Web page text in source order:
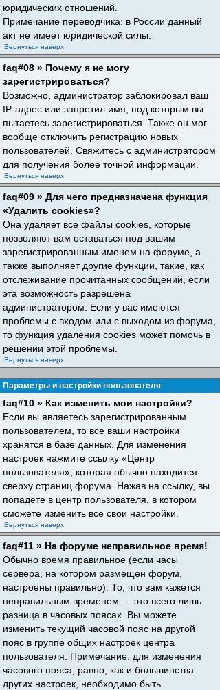
юридических отношений.
Примечание переводчика: в России данный
акт не имеет юридической силы.
Вернуться наверх
faq#08 » Почему я не могу
зарегистрироваться?
Возможно, администратор заблокировал ваш
IP-адрес или запретил имя, под которым вы
пытаетесь зарегистрироваться. Также он мог
вообще отключить регистрацию новых
пользователей. Свяжитесь с администратором
для получения более точной информации.
Вернуться наверх
faq#09 » Для чего предназначена функция
«Удалить cookies»?
Она удаляет все файлы cookies, которые
позволяют вам оставаться под вашим
зарегистрированным именем на форуме, а
также выполняет другие функции, такие, как
отслеживание прочитанных сообщений, если
эта возможность разрешена
администратором. Если у вас имеются
проблемы с входом или с выходом из форума,
то функция удаления cookies может помочь в
решении этой проблемы.
Вернуться наверх
Параметры и настройки пользователя
faq#10 » Как изменить мои настройки?
Если вы являетесь зарегистрированным
пользователем, то все ваши настройки
хранятся в базе данных. Для изменения
настроек нажмите ссылку «Центр
пользователя», которая обычно находится
сверху страниц форума. Нажав на ссылку, вы
попадете в центр пользователя, в котором
сможете изменить все свои настройки.
Вернуться наверх
faq#11 » На форуме неправильное время!
Обычно время правильное (если часы
сервера, на котором размещен форум,
настроены правильно). То, что вам кажется
неправильным временем — это всего лишь
разница в часовых поясах. Вы можете
изменить текущий часовой пояс на другой
пояс в группе общих настроек центра
пользователя. Примечание: для изменения
часового пояса, равно, как и большинства
других настроек, необходимо быть